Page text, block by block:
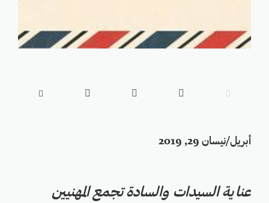





أبريل/نيسان 29, 2019
عناية السيدات والسادة تجمع المهنيين